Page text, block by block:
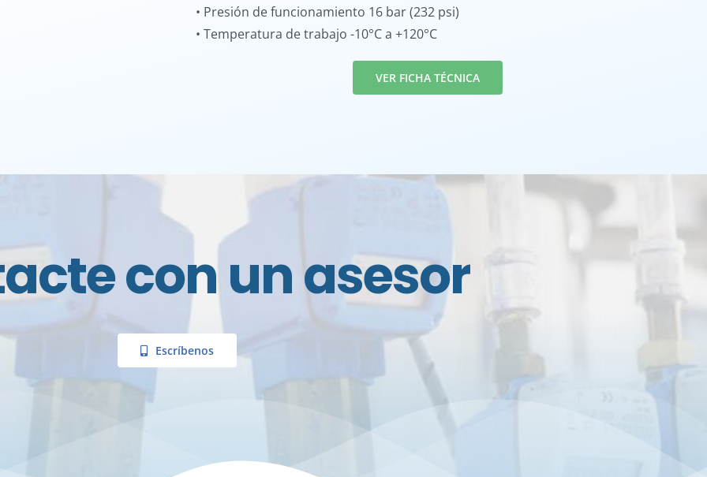
• Presión de funcionamiento 16 bar (232 psi)
• Temperatura de trabajo -10°C a +120°C
VER FICHA TÉCNICA
con un asesor
Escríbenos